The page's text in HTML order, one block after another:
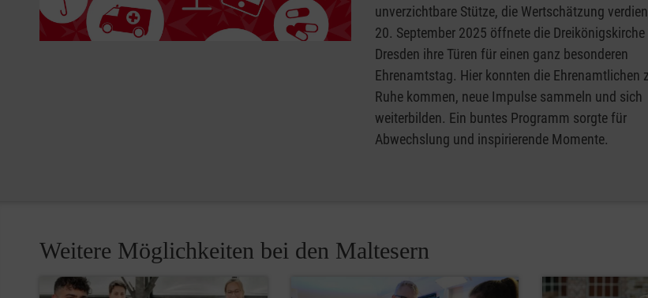
unverzichtbare Stütze, die Wertschätzung
20. September 2025 öffnete die Dreikönigskirche
Dresden ihre Türen für einen ganz besonderen
Ehrenamtstag. Hier konnten die Ehrenamtlichen
Ruhe kommen, neue Impulse sammeln und sich
weiterbilden. Ein buntes Programm sorgte für
Abwechslung und inspirierende Momente.
Weitere Möglichkeiten bei den Maltesern